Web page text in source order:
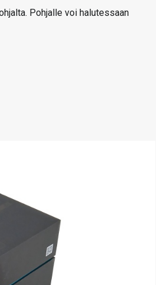
Pohjalle voi halutessaan